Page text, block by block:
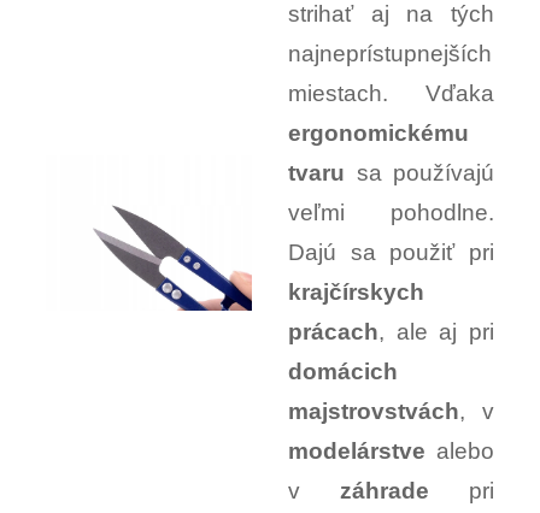
strihať aj na tých
najneprístupnejších
miestach. Vďaka
ergonomickému
tvaru sa používajú
veľmi pohodlne.
Dajú sa použiť pri
krajčírskych
prácach, ale aj pri
domácich
majstrovstvách, v
modelárstve alebo
v záhrade pri